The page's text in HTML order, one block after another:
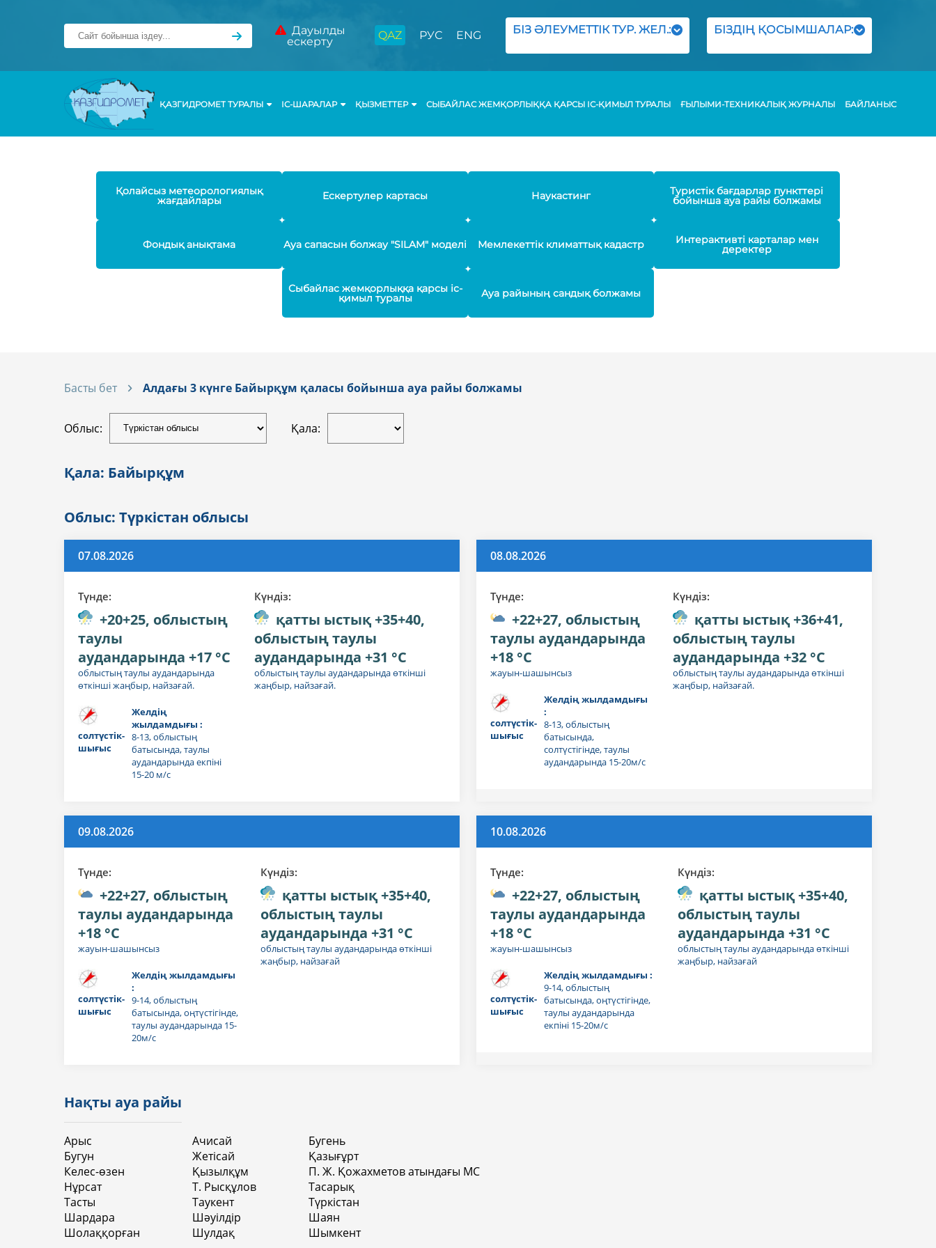
Дауылды
ескерту
QAZ РУС ENG БІЗ ӘЛЕУМЕТТІК ТУР. ЖЕЛ.: БІЗДІҢ ҚОСЫМШАЛАР:
ҚАЗГИДРОМЕТ ТУРАЛЫ ІС-ШАРАЛАР ҚЫЗМЕТТЕР СЫБАЙЛАС ЖЕМҚОРЛЫҚҚА ҚАРСЫ ІС-ҚИМЫЛ ТУРАЛЫ ҒЫЛЫМИ-ТЕХНИКАЛЫҚ ЖУРНАЛЫ БАЙЛАНЫС
Қолайсыз метеорологиялық
жағдайлары Ескертулер картасы Наукастинг Туристік бағдарлар пункттері
бойынша ауа райы болжамы
Фондық анықтама Ауа сапасын болжау "SILAM" моделі Мемлекеттік климаттық кадастр Интерактивті карталар мен
деректер
Сыбайлас жемқорлыққа қарсы іс-
қимыл туралы Ауа райының сандық болжамы
Басты бет Алдағы 3 күнге Байырқұм қаласы бойынша ауа райы болжамы
Облыс: Қала:
Қала: Байырқұм
Облыс: Түркістан облысы
07.08.2026
Түнде:
+20+25, облыстың
таулы
аудандарында +17 °C
облыстың таулы аудандарында
өткінші жаңбыр, найзағай.
солтүстік-
шығыс
Желдің
жылдамдығы :
8-13, облыстың
батысында, таулы
аудандарында екпіні
15-20 м/с
Күндiз:
қатты ыстық +35+40,
облыстың таулы
аудандарында +31 °C
облыстың таулы аудандарында өткінші
жаңбыр, найзағай.
08.08.2026
Түнде:
+22+27, облыстың
таулы аудандарында
+18 °C
жауын-шашынсыз
солтүстік-
шығыс
Желдің жылдамдығы
:
8-13, облыстың
батысында,
солтүстігінде, таулы
аудандарында 15-20м/с
Күндiз:
қатты ыстық +36+41,
облыстың таулы
аудандарында +32 °C
облыстың таулы аудандарында өткінші
жаңбыр, найзағай.
09.08.2026
Түнде:
+22+27, облыстың
таулы аудандарында
+18 °C
жауын-шашынсыз
солтүстік-
шығыс
Желдің жылдамдығы
:
9-14, облыстың
батысында, оңтүстігінде,
таулы аудандарында 15-
20м/с
Күндiз:
қатты ыстық +35+40,
облыстың таулы
аудандарында +31 °C
облыстың таулы аудандарында өткінші
жаңбыр, найзағай
10.08.2026
Түнде:
+22+27, облыстың
таулы аудандарында
+18 °C
жауын-шашынсыз
солтүстік-
шығыс
Желдің жылдамдығы :
9-14, облыстың
батысында, оңтүстігінде,
таулы аудандарында
екпіні 15-20м/с
Күндiз:
қатты ыстық +35+40,
облыстың таулы
аудандарында +31 °C
облыстың таулы аудандарында өткінші
жаңбыр, найзағай
Нақты ауа райы
Арыс
Бугун
Келес-өзен
Нұрсат
Тасты
Шардара
Шолаққорған
Ачисай
Жетісай
Қызылқұм
Т. Рысқұлов
Таукент
Шәуілдір
Шулдақ
Бугень
Қазығұрт
П. Ж. Қожахметов атындағы МС
Тасарық
Түркістан
Шаян
Шымкент